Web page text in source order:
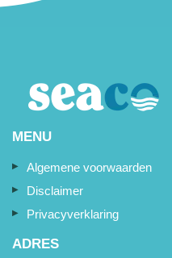
MENU
Algemene voorwaarden
Disclaimer
Privacyverklaring
ADRES